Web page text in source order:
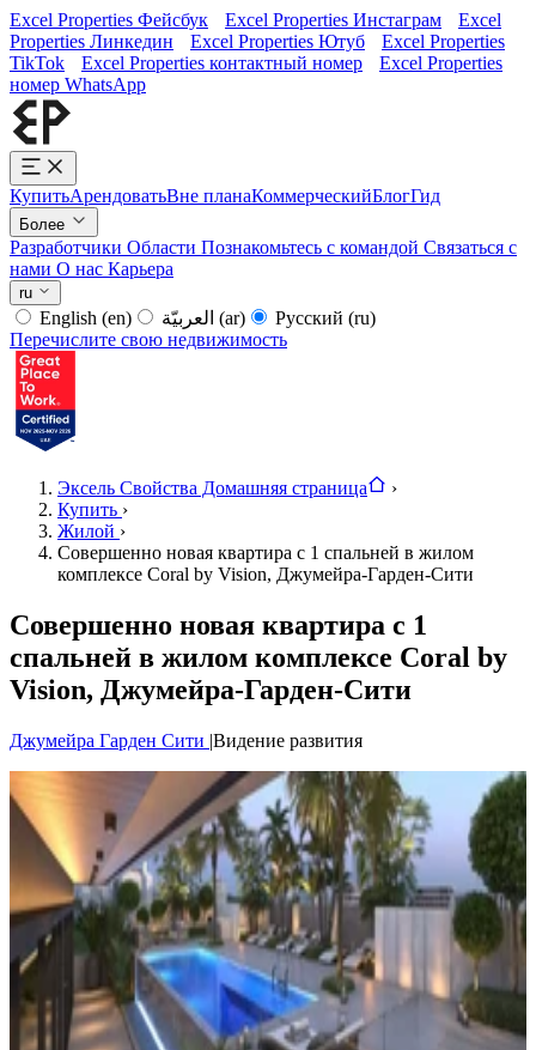
Excel Properties Фейсбук Excel Properties Инстаграм
Excel
Properties Линкедин
Excel Properties Ютуб
Excel Properties
TikTok
Excel Properties контактный номер
Excel Properties
номер WhatsApp
КупитьАрендоватьВне планаКоммерческийБлогГид
Более
Разработчики Области Познакомьтесь с командой Связаться с
нами О нас Карьера
ru
English (en) (ar) Русский (ru)
Перечислите свою недвижимость
Эксель Свойства Домашняя страница
›
Купить ›
Жилой ›
Совершенно новая квартира с 1 спальней в жилом
комплексе Coral by Vision, Джумейра-Гарден-Сити
Совершенно новая квартира с 1
спальней в жилом комплексе Coral by
Vision, Джумейра-Гарден-Сити
Джумейра Гарден Сити |Видение развития